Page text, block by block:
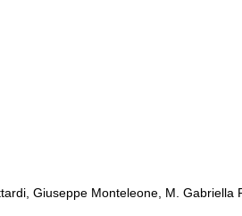
Giuseppe Monteleone, M.